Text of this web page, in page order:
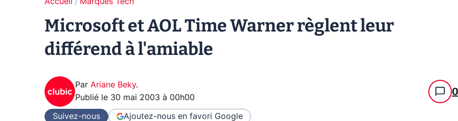
Accueil Marques Tech
Microsoft et AOL Time Warner règlent leur
différend à l'amiable
Par Ariane Beky.
Publié le 30 mai 2003 à 00h00 0
Suivez-nous Ajoutez-nous en favori Google